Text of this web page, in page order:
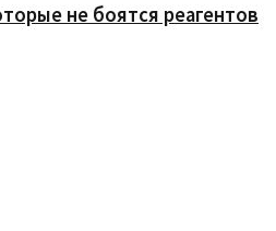
не боятся реагентов